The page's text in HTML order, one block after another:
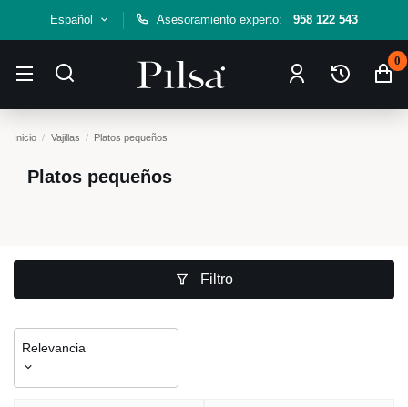
Español Asesoramiento experto: 958 122 543
0
Inicio Vajillas Platos pequeños
Platos pequeños
Filtro
Relevancia